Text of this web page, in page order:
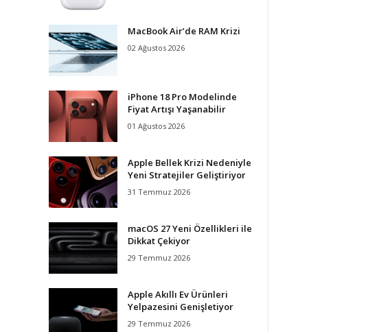
MacBook Air’de RAM Krizi
02 Ağustos 2026
iPhone 18 Pro Modelinde
Fiyat Artışı Yaşanabilir
01 Ağustos 2026
Apple Bellek Krizi Nedeniyle
Yeni Stratejiler Geliştiriyor
31 Temmuz 2026
macOS 27 Yeni Özellikleri ile
Dikkat Çekiyor
29 Temmuz 2026
Apple Akıllı Ev Ürünleri
Yelpazesini Genişletiyor
29 Temmuz 2026